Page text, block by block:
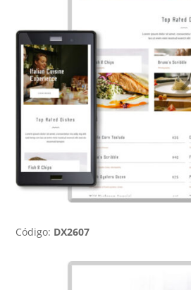
Código: DX2607